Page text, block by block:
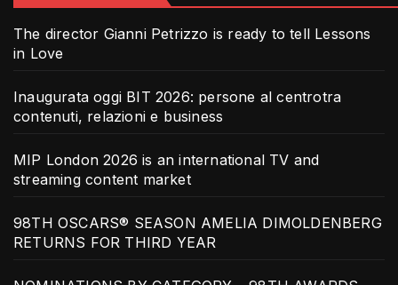
The director Gianni Petrizzo is ready to tell Lessons
in Love
Inaugurata oggi BIT 2026: persone al centrotra
contenuti, relazioni e business
MIP London 2026 is an international TV and
streaming content market
98TH OSCARS® SEASON AMELIA DIMOLDENBERG
RETURNS FOR THIRD YEAR